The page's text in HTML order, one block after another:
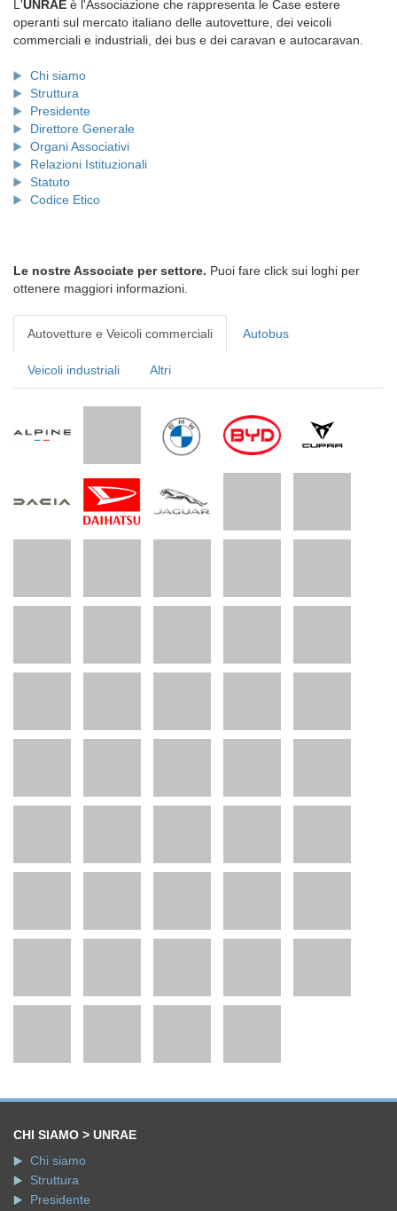
L'UNRAE è l'Associazione che rappresenta le Case estere
operanti sul mercato italiano delle autovetture, dei veicoli
commerciali e industriali, dei bus e dei caravan e autocaravan.
Chi siamo
Struttura
Presidente
Direttore Generale
Organi Associativi
Relazioni Istituzionali
Statuto
Codice Etico
Le nostre Associate per settore. Puoi fare click sui loghi per
ottenere maggiori informazioni.
Autovetture e Veicoli commerciali Autobus
Veicoli industriali Altri
CHI SIAMO > UNRAE
Chi siamo
Struttura
Presidente